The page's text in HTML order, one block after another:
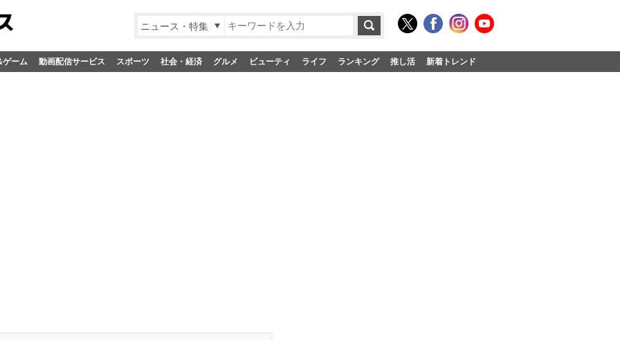
ニュース・特集
ゲーム 動画配信サービス スポーツ 社会・経済 グルメ ビューティ ライフ ランキング 推し活 新着トレンド